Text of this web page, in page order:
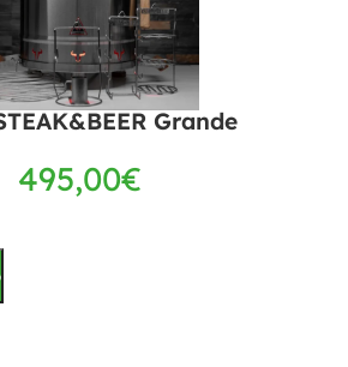
Grande
495,00€